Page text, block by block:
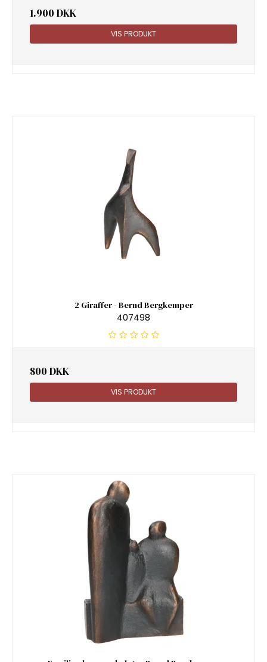
1.900 DKK
VIS PRODUKT
2 Giraffer - Bernd Bergkemper
407498
800 DKK
VIS PRODUKT